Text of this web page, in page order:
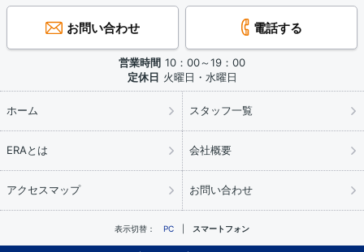
お問い合わせ 電話する
営業時間 10：00～19：00
定休日 火曜日・水曜日
ホーム スタッフ一覧
ERAとは 会社概要
アクセスマップ お問い合わせ
表示切替： PC スマートフォン